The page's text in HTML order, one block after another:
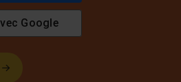
Google